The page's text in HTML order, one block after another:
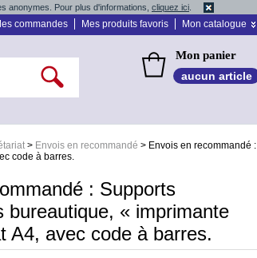
anonymes. Pour plus d'informations, cliquez ici
commandes Mes produits favoris Mon catalogue
Mon panier
aucun article
> Envois en recommandé > Envois en recommandé :
code à barres.
: Supports
bureautique, « imprimante
A4, avec code à barres.